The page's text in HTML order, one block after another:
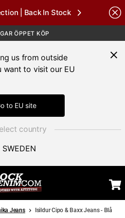
| Back In Stock
ÖPPET KÖP
1-3 DAGAR
ÖVER 1000 KR
us from outside
want to visit our EU
to EU site
country
SWEDEN
Jeans Isildur Cipo & Baxx Jeans - Blå